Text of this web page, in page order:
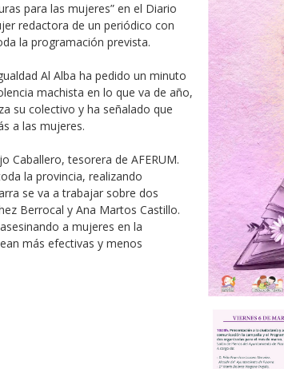
para las mujeres” en el Diario
redactora de un periódico con
la programación prevista.
Al Alba ha pedido un minuto
machista en lo que va de año,
su colectivo y ha señalado que
a las mujeres.
Caballero, tesorera de AFERUM.
la provincia, realizando
se va a trabajar sobre dos
Berrocal y Ana Martos Castillo.
a mujeres en la
más efectivas y menos